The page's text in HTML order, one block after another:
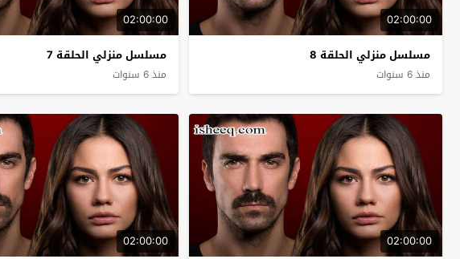
02:00:00
مسلسل منزلي الحلقة 8
منذ 6 سنوات
02:00:00
مسلسل منزلي الحلقة 7
منذ 6 سنوات
02:00:00
02:00:00